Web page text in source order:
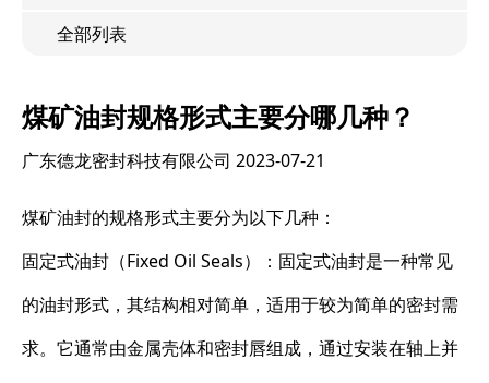
全部列表
煤矿油封规格形式主要分哪几种？
广东德龙密封科技有限公司 2023-07-21
煤矿油封的规格形式主要分为以下几种：
固定式油封（Fixed Oil Seals）：固定式油封是一种常见
的油封形式，其结构相对简单，适用于较为简单的密封需
求。它通常由金属壳体和密封唇组成，通过安装在轴上并